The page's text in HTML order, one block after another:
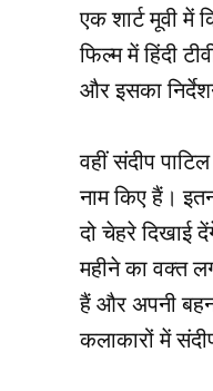
एक शार्ट मूवी में
फिल्म में हिंदी
और इसका
वहीं संदीप
नाम किए हैं।
दो चेहरे दिखाई
महीने का वक्त
हैं और अपनी
कलाकारों में